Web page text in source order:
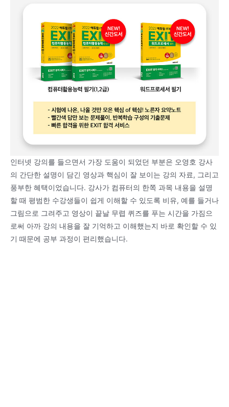
인터넷 강의를 들으면서 가장 도움이 되었던 부분은 오영호 강사
의 간단한 설명이 담긴 영상과 핵심이 잘 보이는 강의 자료, 그리고
풍부한 혜택이었습니다. 강사가 컴퓨터의 한쪽 과목 내용을 설명
할 때 평범한 수강생들이 쉽게 이해할 수 있도록 비유, 예를 들거나
그림으로 그려주고 영상이 끝날 무렵 퀴즈를 푸는 시간을 가짐으
로써 아까 강의 내용을 잘 기억하고 이해했는지 바로 확인할 수 있
기 때문에 공부 과정이 편리했습니다.